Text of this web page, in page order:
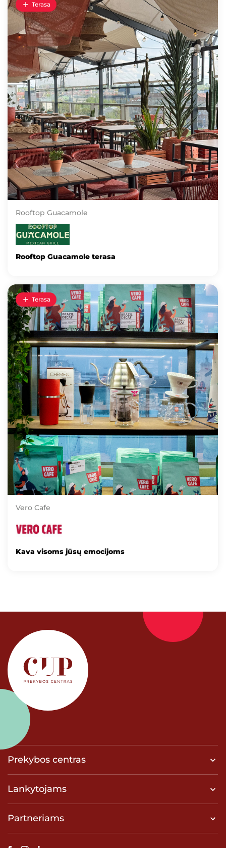
Rooftop Guacamole
Rooftop Guacamole terasa
Terasa
Vero Cafe
Kava visoms jūsų emocijoms
Terasa
Prekybos centras
Lankytojams
Partneriams